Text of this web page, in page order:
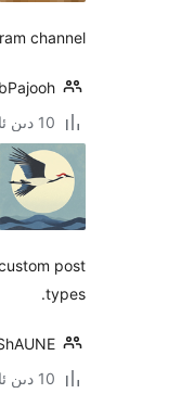
channel
10 دىن ئاز ئاكتىپ ئورنىتىش
post
types.
10 دىن ئاز ئاكتىپ ئورنىتىش